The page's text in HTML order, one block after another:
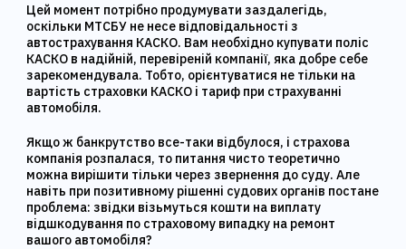
Цей момент потрібно продумувати заздалегідь,
оскільки МТСБУ не несе відповідальності з
автострахування КАСКО. Вам необхідно купувати поліс
КАСКО в надійній, перевіреній компанії, яка добре себе
зарекомендувала. Тобто, орієнтуватися не тільки на
вартість страховки КАСКО і тариф при страхуванні
автомобіля.
Якщо ж банкрутство все-таки відбулося, і страхова
компанія розпалася, то питання чисто теоретично
можна вирішити тільки через звернення до суду. Але
навіть при позитивному рішенні судових органів постане
проблема: звідки візьмуться кошти на виплату
відшкодування по страховому випадку на ремонт
вашого автомобіля?